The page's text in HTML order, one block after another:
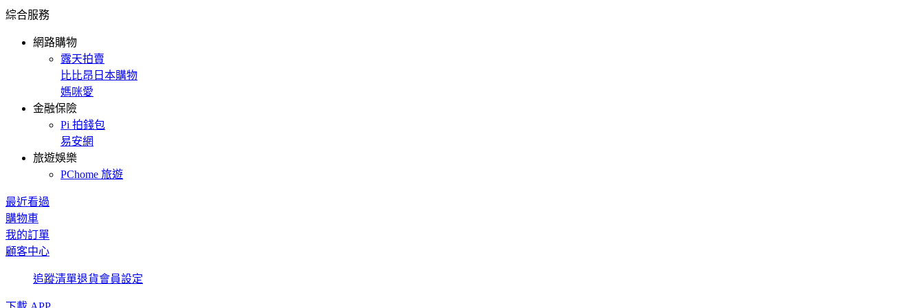
綜合服務
網路購物
露天拍賣
比比昂日本購物
媽咪愛
金融保險
Pi 拍錢包
易安網
旅遊娛樂
PChome 旅遊
最近看過
購物車
我的訂單
顧客中心
追蹤清單退貨會員設定